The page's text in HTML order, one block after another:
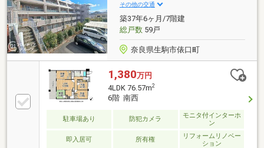
その他の交通
築37年6ヶ月/7階建
総戸数59戸
奈良県生駒市俵口町
1,380万円
4LDK 76.57m2
6階 南西
駐車場あり 防犯カメラ
モニタ付インターホ
ン
即入居可 所有権
リフォームリノベー
ション